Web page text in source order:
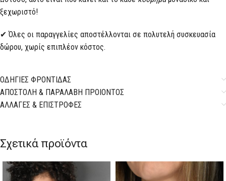
ξεχωριστό!
✔ Όλες οι παραγγελίες αποστέλλονται σε πολυτελή συσκευασία
δώρου, χωρίς επιπλέον κόστος.
ΟΔΗΓΙΕΣ ΦΡΟΝΤΙΔΑΣ
ΑΠΟΣΤΟΛΗ & ΠΑΡΑΛΑΒΗ ΠΡΟΙΟΝΤΟΣ
ΑΛΛΑΓΕΣ & ΕΠΙΣΤΡΟΦΕΣ
Σχετικά προϊόντα